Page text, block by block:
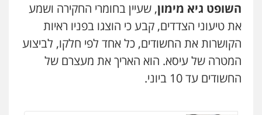
עו"ד אלון קריטי
פלילי כלכלי אלימות סמים מעצרים
0525544654
מנשה, אלמוג – עורכי דין
פלילי עבירות תנועה
השופט גיא מימון, שעיין בחומרי החקירה ושמע
את טיעוני הצדדים, קבע כי הוצגו בפניו ראיות
הקושרות את החשודים, כל אחד לפי חלקו, לביצוע
המטרה של עיסא. הוא האריך את מעצרם של
החשודים עד 10 ביוני.
ומעצרים
0508824984
עו"ד שגיא אקו
פלילי מעצרים וחקירות סמים עבירות מין
עורכי דין לענייני אסירים